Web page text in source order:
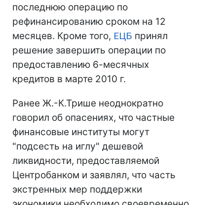
последнюю операцию по
рефинансированию сроком на 12
месяцев. Кроме того, ЕЦБ принял
решение завершить операции по
предоставлению 6-месячных
кредитов в марте 2010 г.
Ранее Ж.-К.Трише неоднократно
говорил об опасениях, что частные
финансовые институты могут
"подсесть на иглу" дешевой
ликвидности, предоставляемой
Центробанком и заявлял, что часть
экстренных мер поддержки